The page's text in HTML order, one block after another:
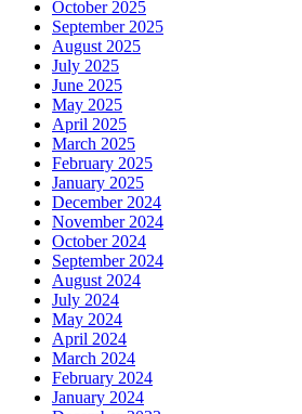
October 2025
September 2025
August 2025
July 2025
June 2025
May 2025
April 2025
March 2025
February 2025
January 2025
December 2024
November 2024
October 2024
September 2024
August 2024
July 2024
May 2024
April 2024
March 2024
February 2024
January 2024